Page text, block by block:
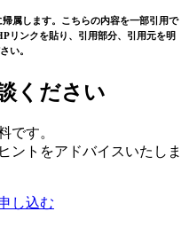
帰属します。こちらの内容を一部引用で
リンクを貼り、引用部分、引用元を明
い。
ください
です。
ントをアドバイスいたしま
し込む